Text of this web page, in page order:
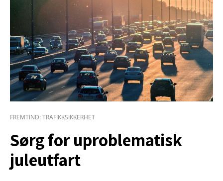
FREMTIND: TRAFIKKSIKKERHET
Sørg for uproblematisk
jule­utfart